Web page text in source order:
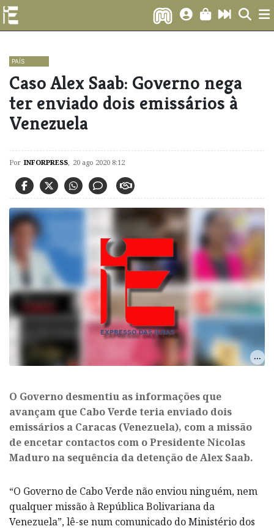
PAÍS
Caso Alex Saab: Governo nega
ter enviado dois emissários à
Venezuela
Por INFORPRESS, 20 ago 2020 8:12
O Governo desmentiu as informações que
avançam que Cabo Verde teria enviado dois
emissários a Caracas (Venezuela), com a missão
de encetar contactos com o Presidente Nicolas
Maduro na sequência da detenção de Alex Saab.
“O Governo de Cabo Verde não enviou ninguém, nem
qualquer missão à República Bolivariana da
Venezuela”, lê-se num comunicado do Ministério dos